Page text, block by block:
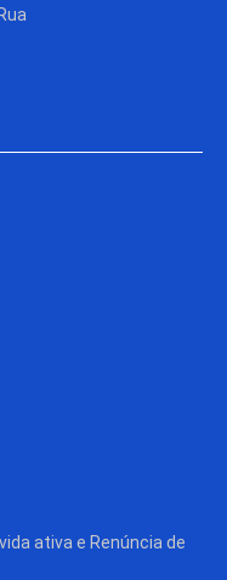
ativa e Renúncia de